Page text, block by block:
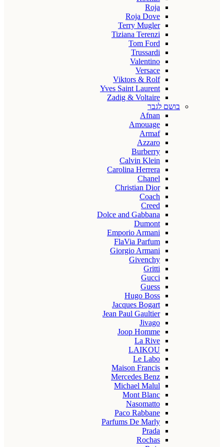
Roja
Roja Dove
Terry Mugler
Tiziana Terenzi
Tom Ford
Trussardi
Valentino
Versace
Viktors & Rolf
Yves Saint Laurent
Zadig & Voltaire
בושם לגבר
Afnan
Amouage
Armaf
Azzaro
Burberry
Calvin Klein
Carolina Herrera
Chanel
Christian Dior
Coach
Creed
Dolce and Gabbana
Dumont
Emporio Armani
FlaVia Parfum
Giorgio Armani
Givenchy
Gritti
Gucci
Guess
Hugo Boss
Jacques Bogart
Jean Paul Gaultier
Jivago
Joop Homme
La Rive
LAIKOU
Le Labo
Maison Francis
Mercedes Benz
Michael Malul
Mont Blanc
Nasomatto
Paco Rabbane
Parfums De Marly
Prada
Rochas